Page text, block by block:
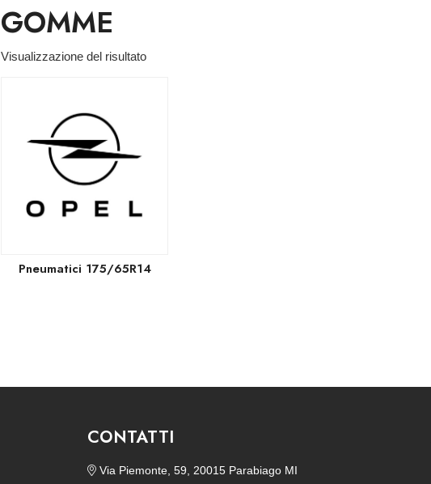
GOMME
Visualizzazione del risultato
Pneumatici 175/65R14
CONTATTI
Via Piemonte, 59, 20015 Parabiago MI